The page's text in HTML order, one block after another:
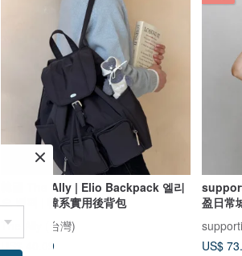
韓國 The Ally | Elio Backpack 엘리
오 백팩 | 韓系實用後背包
The Ally (台灣)
US$ 40.09
盈日常
US$